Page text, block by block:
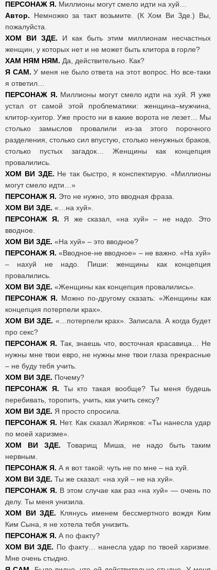
ПЕРСОНАЖ Я. Миллионы могут смело идти на хуй…
Автор. Немножко за такт возьмите. (К Хом Ви Зде.) Вы,
пожалуйста.
ХОМ ВИ ЗДЕ. И как быть этим миллионам несчастных
женщин, у которых нет и не может быть клитора в горле?
ХАМ НЯМ НЯМ. Да, действительно. Как?
Я САМ. У меня не было ответа на этот вопрос. Но все-таки
я ответил…
ПЕРСОНАЖ Я. Миллионы могут смело идти на хуй. Я уже
устал от самой этой проблематики: женщина–мужчина,
клитор-хуитор. Уже просто ни в какие ворота не лезет… Мы
столько замыслов провалили из-за этого порочного
разделения, столько сил впустую, столько ненужных браков,
столько пустых загадок… Женщины как концепция
провалились.
ХОМ ВИ ЗДЕ. Не так быстро, я конспектирую. «Миллионы
могут смело идти…»
ПЕРСОНАЖ Я. Это не нужно, это вводная фраза.
ХОМ ВИ ЗДЕ. «…на хуй».
ПЕРСОНАЖ Я. Я же сказал, «на хуй» – не надо. Это
вводное.
ХОМ ВИ ЗДЕ. «На хуй» – это вводное?
ПЕРСОНАЖ Я. «Вводное-не вводное» – не важно. «На хуй»
– нахуй не надо. Пиши: женщины как концепция
провалились.
ХОМ ВИ ЗДЕ. «Женщины как концепция провалились».
ПЕРСОНАЖ Я. Можно по-другому сказать: «Женщины как
концепция потерпели крах».
ХОМ ВИ ЗДЕ. «…потерпели крах». Записала. А когда будет
про секс?
ПЕРСОНАЖ Я. Так, знаешь что, восточная красавица… Не
нужны мне твои евро, не нужны мне твои глаза прекрасные
– не буду тебя учить.
ХОМ ВИ ЗДЕ. Почему?
ПЕРСОНАЖ Я. Ты кто такая вообще? Ты меня будешь
перебивать, торопить, учить, как учить сексу?
ХОМ ВИ ЗДЕ. Я просто спросила.
ПЕРСОНАЖ Я. Нет. Как сказал Жиряков: «Ты нанесла удар
по моей харизме».
ХОМ ВИ ЗДЕ. Товарищ Миша, не надо быть таким
нервным.
ПЕРСОНАЖ Я. А я вот такой: чуть не по мне – на хуй.
ХОМ ВИ ЗДЕ. Ты же сказал: «на хуй – не на хуй».
ПЕРСОНАЖ Я. В этом случае как раз «на хуй» — очень по
делу. Ты меня унизила.
ХОМ ВИ ЗДЕ. Клянусь именем бессмертного вождя Ким
Ким Сына, я не хотела тебя унизить.
ПЕРСОНАЖ Я. А по факту?
ХОМ ВИ ЗДЕ. По факту… нанесла удар по твоей харизме.
Мне очень стыдно.